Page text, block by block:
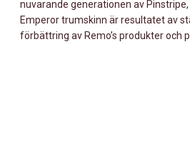
nuvarande generationen av
Emperor trumskinn är resultatet av
förbättring av Remo’s produkter och